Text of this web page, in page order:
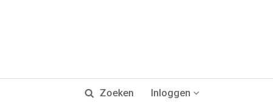
Zoeken Inloggen